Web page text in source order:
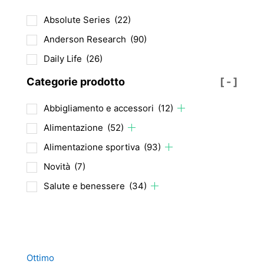
essere
scelte
nella
del
Absolute Series (22)
Anderson Research (90)
Daily Life (26)
Categorie prodotto [ - ]
Abbigliamento e accessori (12)
Alimentazione (52)
Alimentazione sportiva (93)
Novità (7)
Salute e benessere (34)
Ottimo